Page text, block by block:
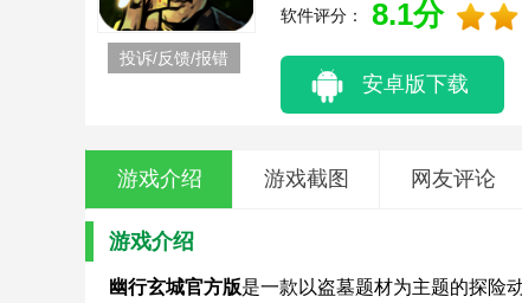
投诉/反馈/报错
软件评分： 8.1分
安卓版下载
游戏介绍 游戏截图 网友评论
游戏介绍
幽行玄城官方版是一款以盗墓题材为主题的探险